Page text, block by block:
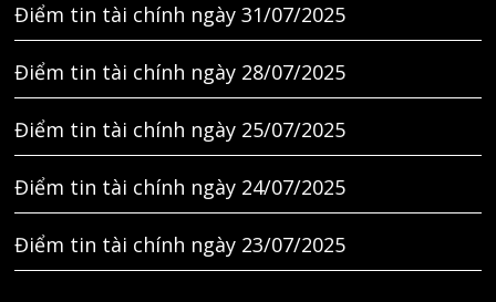
Điểm tin tài chính ngày 31/07/2025
Điểm tin tài chính ngày 28/07/2025
Điểm tin tài chính ngày 25/07/2025
Điểm tin tài chính ngày 24/07/2025
Điểm tin tài chính ngày 23/07/2025